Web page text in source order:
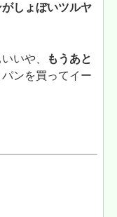
しょぼいツルヤ
いや、
もうあと
ンを買ってイー